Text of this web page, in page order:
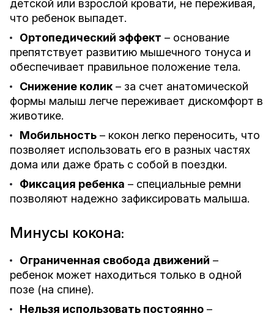
детской или взрослой кровати, не переживая,
что ребенок выпадет.
Ортопедический эффект – основание
препятствует развитию мышечного тонуса и
обеспечивает правильное положение тела.
Снижение колик – за счет анатомической
формы малыш легче переживает дискомфорт в
животике.
Мобильность – кокон легко переносить, что
позволяет использовать его в разных частях
дома или даже брать с собой в поездки.
Фиксация ребенка – специальные ремни
позволяют надежно зафиксировать малыша.
Минусы кокона:
Ограниченная свобода движений –
ребенок может находиться только в одной
позе (на спине).
Нельзя использовать постоянно –